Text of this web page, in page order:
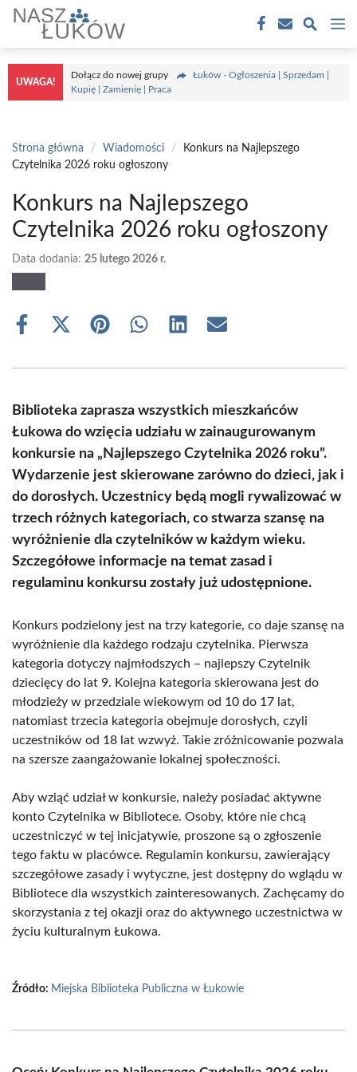
Przejdź
treści
UWAGA!
Dołącz do nowej grupy
Łuków - Ogłoszenia | Sprzedam |
Kupię | Zamienię | Praca
Strona główna / Wiadomości /
Konkurs na Najlepszego
Czytelnika 2026 roku ogłoszony
Konkurs na Najlepszego
Czytelnika 2026 roku ogłoszony
Data dodania: 25 lutego 2026 r.
Share
Share
(Twitter)
Share Share Share Share
Biblioteka zaprasza wszystkich mieszkańców
Łukowa do wzięcia udziału w zainaugurowanym
konkursie na „Najlepszego Czytelnika 2026 roku”.
Wydarzenie jest skierowane zarówno do dzieci, jak i
do dorosłych. Uczestnicy będą mogli rywalizować w
trzech różnych kategoriach, co stwarza szansę na
wyróżnienie dla czytelników w każdym wieku.
Szczegółowe informacje na temat zasad i
regulaminu konkursu zostały już udostępnione.
Konkurs podzielony jest na trzy kategorie, co daje szansę na
wyróżnienie dla każdego rodzaju czytelnika. Pierwsza
kategoria dotyczy najmłodszych – najlepszy Czytelnik
dziecięcy do lat 9. Kolejna kategoria skierowana jest do
młodzieży w przedziale wiekowym od 10 do 17 lat,
natomiast trzecia kategoria obejmuje dorosłych, czyli
uczestników od 18 lat wzwyż. Takie zróżnicowanie pozwala
na szersze zaangażowanie lokalnej społeczności.
Aby wziąć udział w konkursie, należy posiadać aktywne
konto Czytelnika w Bibliotece. Osoby, które nie chcą
uczestniczyć w tej inicjatywie, proszone są o zgłoszenie
tego faktu w placówce. Regulamin konkursu, zawierający
szczegółowe zasady i wytyczne, jest dostępny do wglądu w
Bibliotece dla wszystkich zainteresowanych. Zachęcamy do
skorzystania z tej okazji oraz do aktywnego uczestnictwa w
życiu kulturalnym Łukowa.
Źródło: Miejska Biblioteka Publiczna w Łukowie